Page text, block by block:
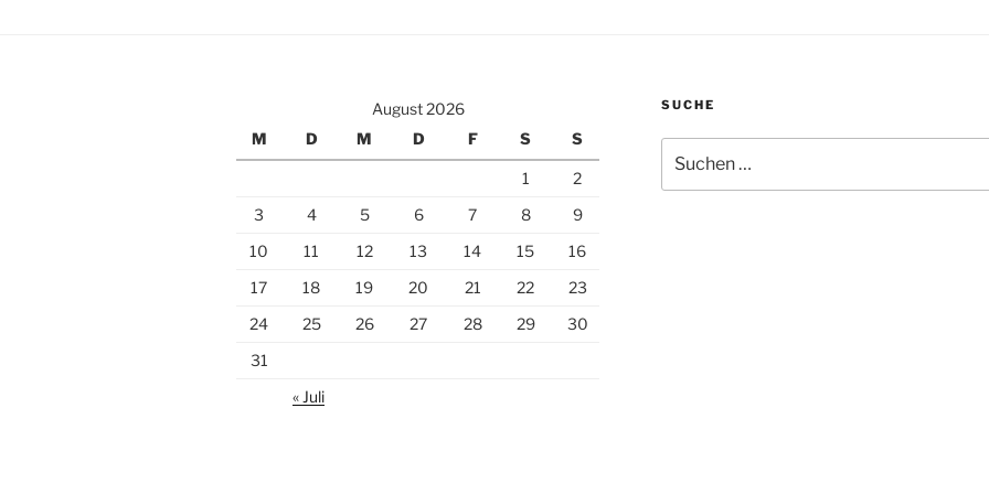
August 2026
M
D M D F S S
1
2
3
4 5 6 7 8
9
10
11 12 13 14 15
16
17
18 19 20 21 22
23
24
25 26 27 28 29
30
31
« Juli
SUCHE
nach: